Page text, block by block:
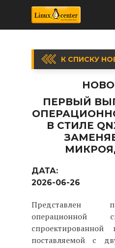
К СПИСКУ
ПЕРВЫЙ
В СТИЛЕ
ДАТА:
2026-06-26
Представлен
операционной
поставляемой с